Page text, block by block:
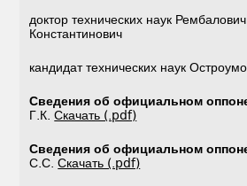
доктор технических наук
Константинович
кандидат технических наук
Сведения об официальном
Г.К.Скачать (.pdf)
Сведения об официальном
С.С.Скачать (.pdf)